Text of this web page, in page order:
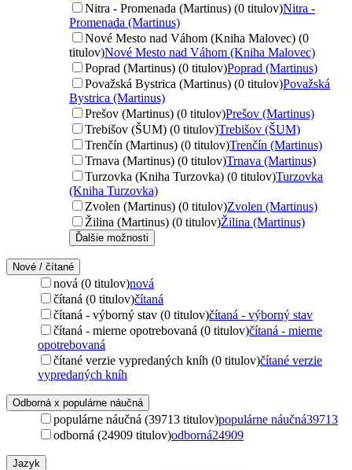
Nitra - Promenada (Martinus) (0 titulov)Nitra -
Promenada (Martinus)
Nové Mesto nad Váhom (Kniha Malovec) (0
titulov)Nové Mesto nad Váhom (Kniha Malovec)
Poprad (Martinus) (0 titulov)Poprad (Martinus)
Považská Bystrica (Martinus) (0 titulov)Považská
Bystrica (Martinus)
Prešov (Martinus) (0 titulov)Prešov (Martinus)
Trebišov (ŠUM) (0 titulov)Trebišov (ŠUM)
Trenčín (Martinus) (0 titulov)Trenčín (Martinus)
Trnava (Martinus) (0 titulov)Trnava (Martinus)
Turzovka (Kniha Turzovka) (0 titulov)Turzovka
(Kniha Turzovka)
Zvolen (Martinus) (0 titulov)Zvolen (Martinus)
Žilina (Martinus) (0 titulov)Žilina (Martinus)
Ďalšie možnosti
Nové / čítané
nová (0 titulov)nová
čítaná (0 titulov)čítaná
čítaná - výborný stav (0 titulov)čítaná - výborný stav
čítaná - mierne opotrebovaná (0 titulov)čítaná - mierne
opotrebovaná
čítané verzie vypredaných kníh (0 titulov)čítané verzie
vypredaných kníh
Odborná x populárne náučná
populárne náučná (39713 titulov)populárne náučná39713
odborná (24909 titulov)odborná24909
Jazyk